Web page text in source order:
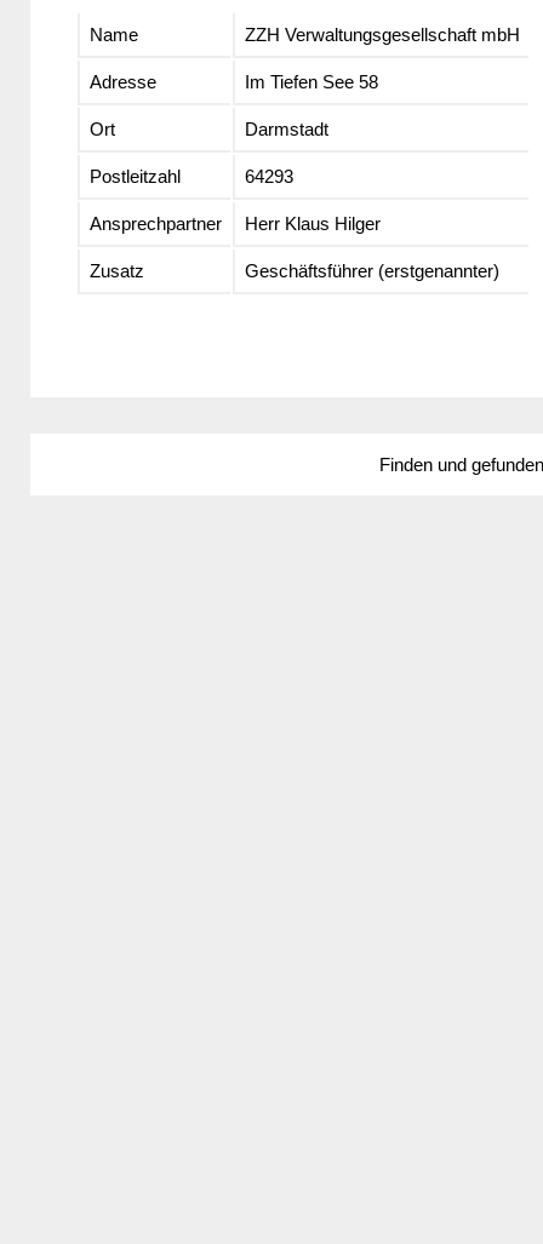
Name ZZH Verwaltungsgesellschaft mbH
Adresse Im Tiefen See 58
Ort Darmstadt
Postleitzahl 64293
Ansprechpartner Herr Klaus Hilger
Zusatz Geschäftsführer (erstgenannter)
Finden und